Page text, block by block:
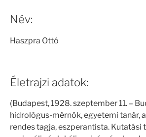
Név:
Haszpra Ottó
Életrajzi adatok:
(Budapest, 1928. szeptember 11. –
hidrológus-mérnök, egyetemi tanár,
rendes tagja, eszperantista. Kutatási